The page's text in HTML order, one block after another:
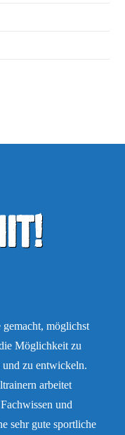
möglichst
Möglichkeit zu
und zu entwickeln.
arbeitet
und
sehr gute sportliche